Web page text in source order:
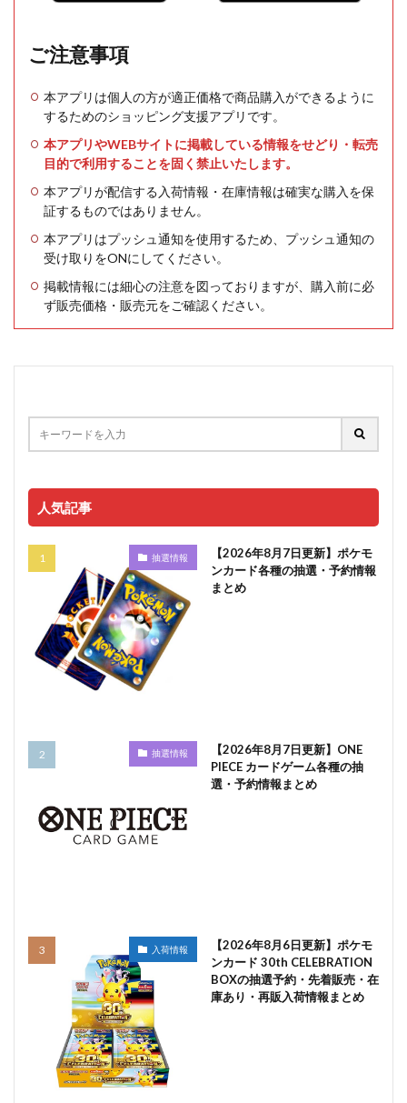
ご注意事項
本アプリは個人の方が適正価格で商品購入ができるように
するためのショッピング支援アプリです。
本アプリやWEBサイトに掲載している情報をせどり・転売
目的で利用することを固く禁止いたします。
本アプリが配信する入荷情報・在庫情報は確実な購入を保
証するものではありません。
本アプリはプッシュ通知を使用するため、プッシュ通知の
受け取りをONにしてください。
掲載情報には細心の注意を図っておりますが、購入前に必
ず販売価格・販売元をご確認ください。
人気記事
抽選情報
【2026年8月7日更新】ポケモ
ンカード各種の抽選・予約情報
まとめ
抽選情報
【2026年8月7日更新】ONE
PIECE カードゲーム各種の抽
選・予約情報まとめ
入荷情報
【2026年8月6日更新】ポケモ
ンカード 30th CELEBRATION
BOXの抽選予約・先着販売・在
庫あり・再販入荷情報まとめ